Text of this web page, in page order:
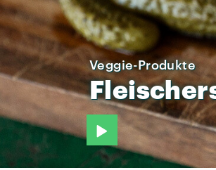
Veggie-Produkte